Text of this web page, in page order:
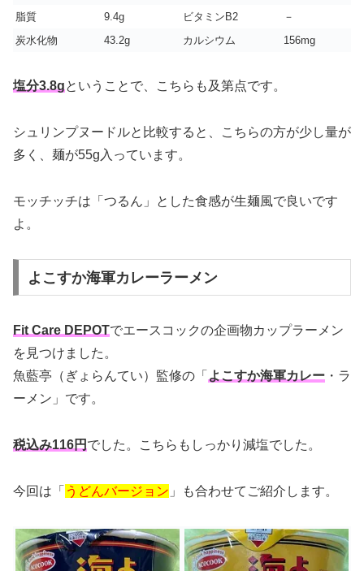
脂質
9.4g ビタミンB2
－
炭水化物
43.2g カルシウム 156mg
塩分3.8gということで、こちらも及第点です。
シュリンプヌードルと比較すると、こちらの方が少し量が
多く、麺が55g入っています。
モッチッチは「つるん」とした食感が生麺風で良いです
よ。
よこすか海軍カレーラーメン
Fit Care DEPOTでエースコックの企画物カップラーメン
を見つけました。
魚藍亭（ぎょらんてい）監修の「 よこすか海軍カレー ・ラ
ーメン」です。
税込み116円 でした。こちらもしっかり減塩でした。
今回は「 うどんバージョン 」も合わせてご紹介します。